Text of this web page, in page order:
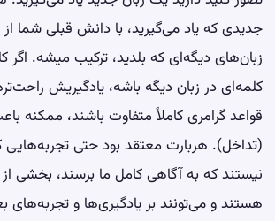
جدیدی که یاد می‌گیرید، با دانش قبلی شما از
زبان‌های دیگه‌ای که بلدید، ترکیب میشه. اگر
کلمه‌ای در زبان دیگه باشه، یادگیریش
قواعد گرامری کاملاً متفاوت باشند، ممکنه
(تداخل). هربارت معتقد بود حتی تجربه‌هایی
نیستند که به آگاهی کامل ما برسند، بخشی از
هستند و می‌تونند بر یادگیری‌ها و تجربه‌های